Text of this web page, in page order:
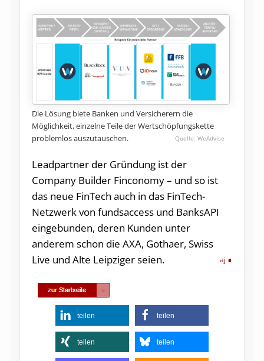
Die Lösung biete Banken und Versicherern die
Möglichkeit, einzelne Teile der Wertschöpfungskette
problemlos auszutauschen.
WeAdvise
Leadpartner der Gründung ist der
Company Builder Finconomy – und so ist
das neue FinTech auch in das FinTech-
Netzwerk von fundsaccess und BanksAPI
eingebunden, deren Kunden unter
anderem schon die AXA, Gothaer, Swiss
Live und Alte Leipziger seien.
aj
teilen teilen
teilen teilen